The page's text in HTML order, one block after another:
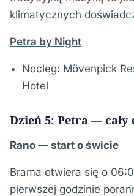
klimatycznych
Petra by Night
Nocleg: Mövenpick
Hotel
Dzień 5: Petra — cały
Rano — start o świcie
Brama otwiera się o
pierwszej godzinie